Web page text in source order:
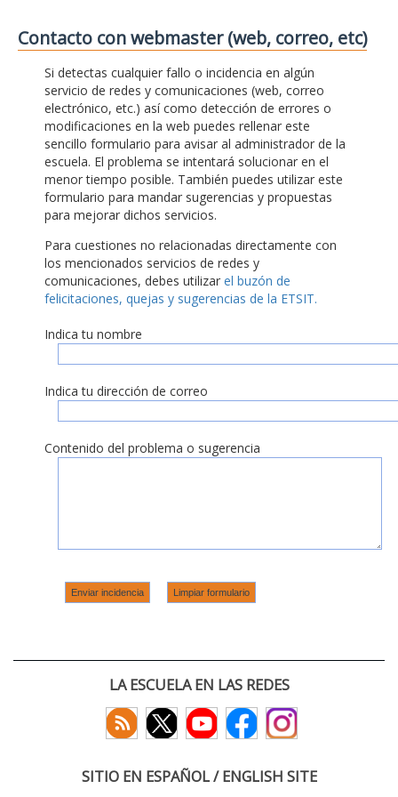
Contacto con webmaster (web, correo, etc)
Si detectas cualquier fallo o incidencia en algún
servicio de redes y comunicaciones (web, correo
electrónico, etc.) así como detección de errores o
modificaciones en la web puedes rellenar este
sencillo formulario para avisar al administrador de la
escuela. El problema se intentará solucionar en el
menor tiempo posible. También puedes utilizar este
formulario para mandar sugerencias y propuestas
para mejorar dichos servicios.
Para cuestiones no relacionadas directamente con
los mencionados servicios de redes y
comunicaciones, debes utilizar el buzón de
felicitaciones, quejas y sugerencias de la ETSIT.
Indica tu nombre
Indica tu dirección de correo
Contenido del problema o sugerencia
LA ESCUELA EN LAS REDES
SITIO EN ESPAÑOL / ENGLISH SITE